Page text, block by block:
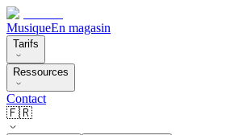
MusiqueEn magasin
Tarifs
Ressources
Contact
🇫🇷